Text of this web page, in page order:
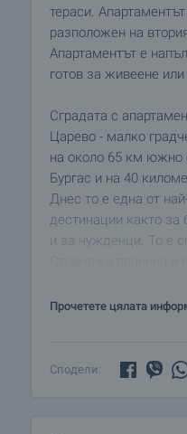
тераси.
разположен на
Апартаментът е
готов за живеене
Сградата с
Царево - малко
на около 65 км южно
Бургас и на 40
Днес то е една от
дестинации както за
и за чужденци. То е
едва в рамките на
Районът е хубав и е
Прочетете цялата
Сподели: